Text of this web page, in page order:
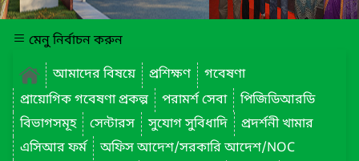
মেনু নির্বাচন করুন
আমাদের বিষয়ে
প্রশিক্ষণ
গবেষণা
প্রায়োগিক গবেষণা প্রকল্প
পরামর্শ সেবা
পিজিডিআরডি
বিভাগসমূহ
সেন্টারস সুযোগ সুবিধাদি
প্রদর্শনী খামার
এসিআর ফর্ম
অফিস আদেশ/সরকারি আদেশ/NOC